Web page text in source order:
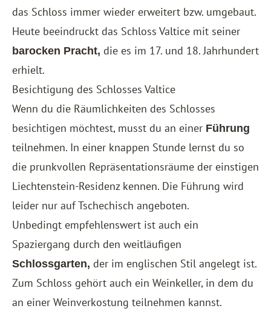
das Schloss immer wieder erweitert bzw. umgebaut.
Heute beeindruckt das Schloss Valtice mit seiner
barocken Pracht, die es im 17. und 18. Jahrhundert
erhielt.
Besichtigung des Schlosses Valtice
Wenn du die Räumlichkeiten des Schlosses
besichtigen möchtest, musst du an einer Führung
teilnehmen. In einer knappen Stunde lernst du so
die prunkvollen Repräsentationsräume der einstigen
Liechtenstein-Residenz kennen. Die Führung wird
leider nur auf Tschechisch angeboten.
Unbedingt empfehlenswert ist auch ein
Spaziergang durch den weitläufigen
Schlossgarten, der im englischen Stil angelegt ist.
Zum Schloss gehört auch ein Weinkeller, in dem du
an einer Weinverkostung teilnehmen kannst.